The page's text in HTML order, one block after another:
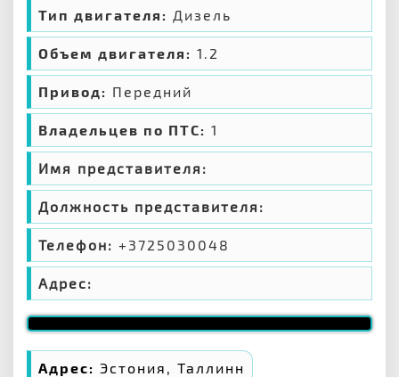
Тип двигателя: Дизель
Объем двигателя: 1.2
Привод: Передний
Владельцев по ПТС: 1
Имя представителя:
Должность представителя:
Телефон: +3725030048
Адрес:
Адрес: Эстония, Таллинн